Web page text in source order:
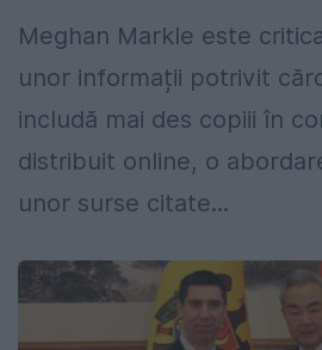
Meghan Markle este
unor informații potrivit
includă mai des copiii în
distribuit online, o
unor surse citate...